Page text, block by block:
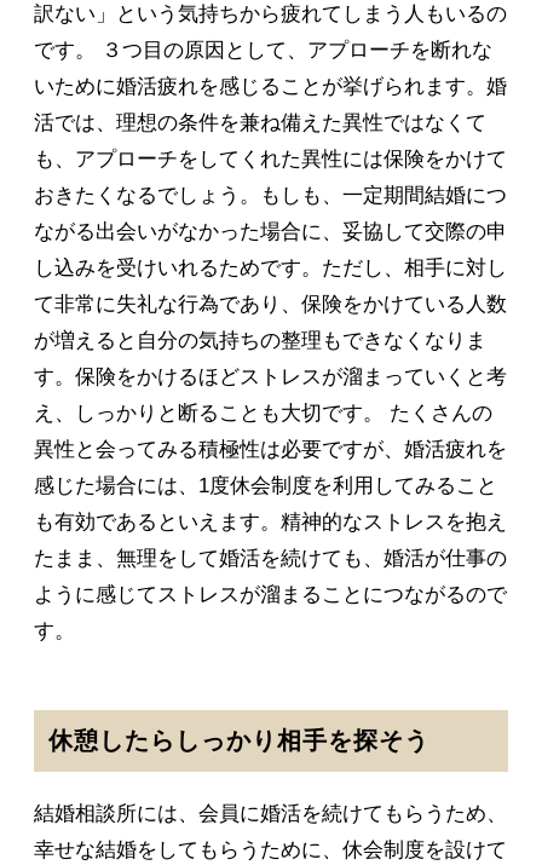
訳ない」という気持ちから疲れてしまう人もいるの
です。 ３つ目の原因として、アプローチを断れな
いために婚活疲れを感じることが挙げられます。婚
活では、理想の条件を兼ね備えた異性ではなくて
も、アプローチをしてくれた異性には保険をかけて
おきたくなるでしょう。もしも、一定期間結婚につ
ながる出会いがなかった場合に、妥協して交際の申
し込みを受けいれるためです。ただし、相手に対し
て非常に失礼な行為であり、保険をかけている人数
が増えると自分の気持ちの整理もできなくなりま
す。保険をかけるほどストレスが溜まっていくと考
え、しっかりと断ることも大切です。 たくさんの
異性と会ってみる積極性は必要ですが、婚活疲れを
感じた場合には、1度休会制度を利用してみること
も有効であるといえます。精神的なストレスを抱え
たまま、無理をして婚活を続けても、婚活が仕事の
ように感じてストレスが溜まることにつながるので
す。
休憩したらしっかり相手を探そう
結婚相談所には、会員に婚活を続けてもらうため、
幸せな結婚をしてもらうために、休会制度を設けて